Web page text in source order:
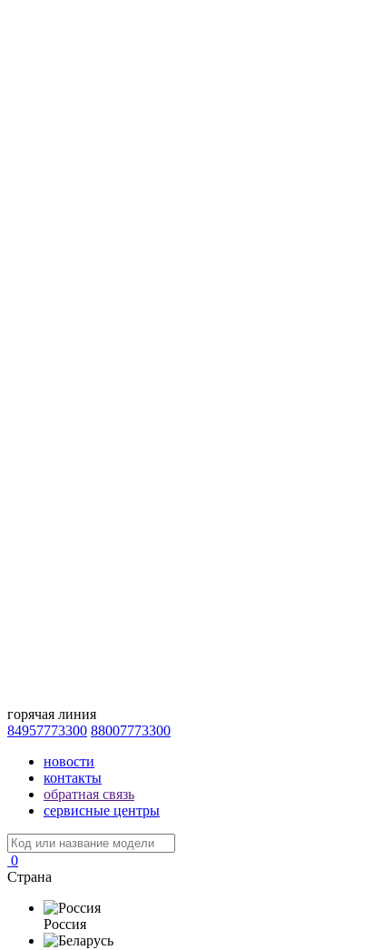
горячая линия
84957773300 88007773300
новости
контакты
обратная связь
сервисные центры
0
Страна
Россия